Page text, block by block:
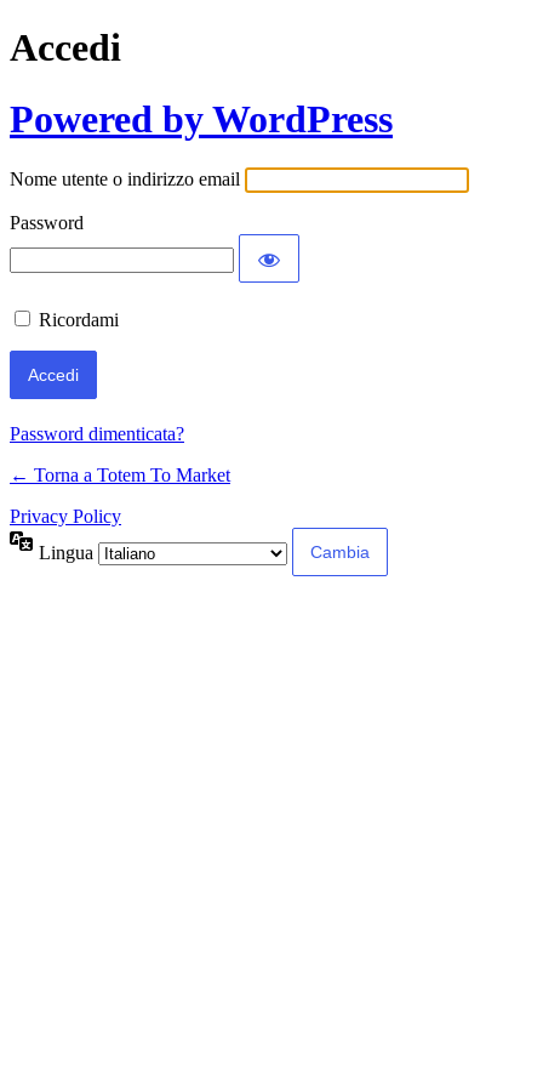
Accedi
Powered by WordPress
Nome utente o indirizzo email
Password
Ricordami
Password dimenticata?
← Torna a Totem To Market
Privacy Policy
Lingua